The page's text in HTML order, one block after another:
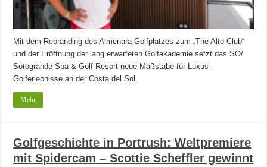
Mit dem Rebranding des Almenara Golfplatzes zum „The Alto Club“
und der Eröffnung der lang erwarteten Golfakademie setzt das SO/
Sotogrande Spa & Golf Resort neue Maßstäbe für Luxus-
Golferlebnisse an der Costa del Sol.
Mehr
Golfgeschichte in Portrush: Weltpremiere
mit Spidercam – Scottie Scheffler gewinnt